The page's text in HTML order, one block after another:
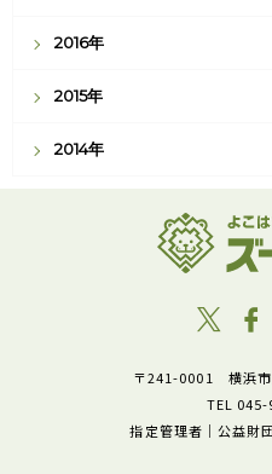
2016年
2015年
2014年
〒241-0001 横浜市
TEL
指定管理者｜公益財